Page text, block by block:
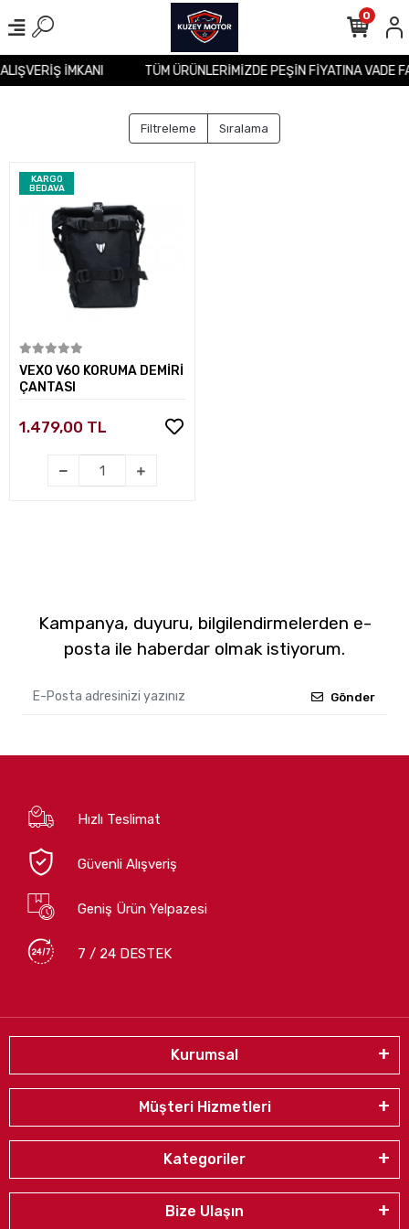
İMKANI TÜM ÜRÜNLERİMİZDE PEŞİN FİYATINA VADE
0
Filtreleme Sıralama
KARGO
BEDAVA
Sepete Ekle
VEXO V60 KORUMA DEMİRİ
ÇANTASI
1.479,00 TL
Kampanya, duyuru, bilgilendirmelerden e-
posta ile haberdar olmak istiyorum.
Gönder
Hızlı Teslimat
Güvenli Alışveriş
Geniş Ürün Yelpazesi
7 / 24 DESTEK
Kurumsal
Müşteri Hizmetleri
Kategoriler
Bize Ulaşın